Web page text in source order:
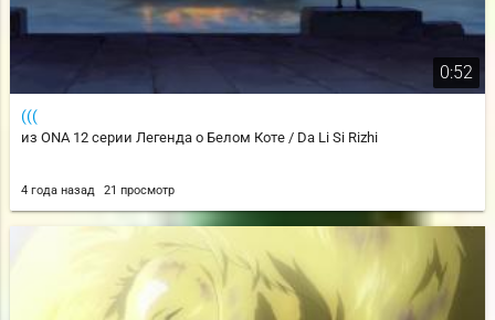
0:52
(((
из ONA 12 серии Легенда о Белом Коте / Da Li Si Rizhi
4 года назад 21 просмотр